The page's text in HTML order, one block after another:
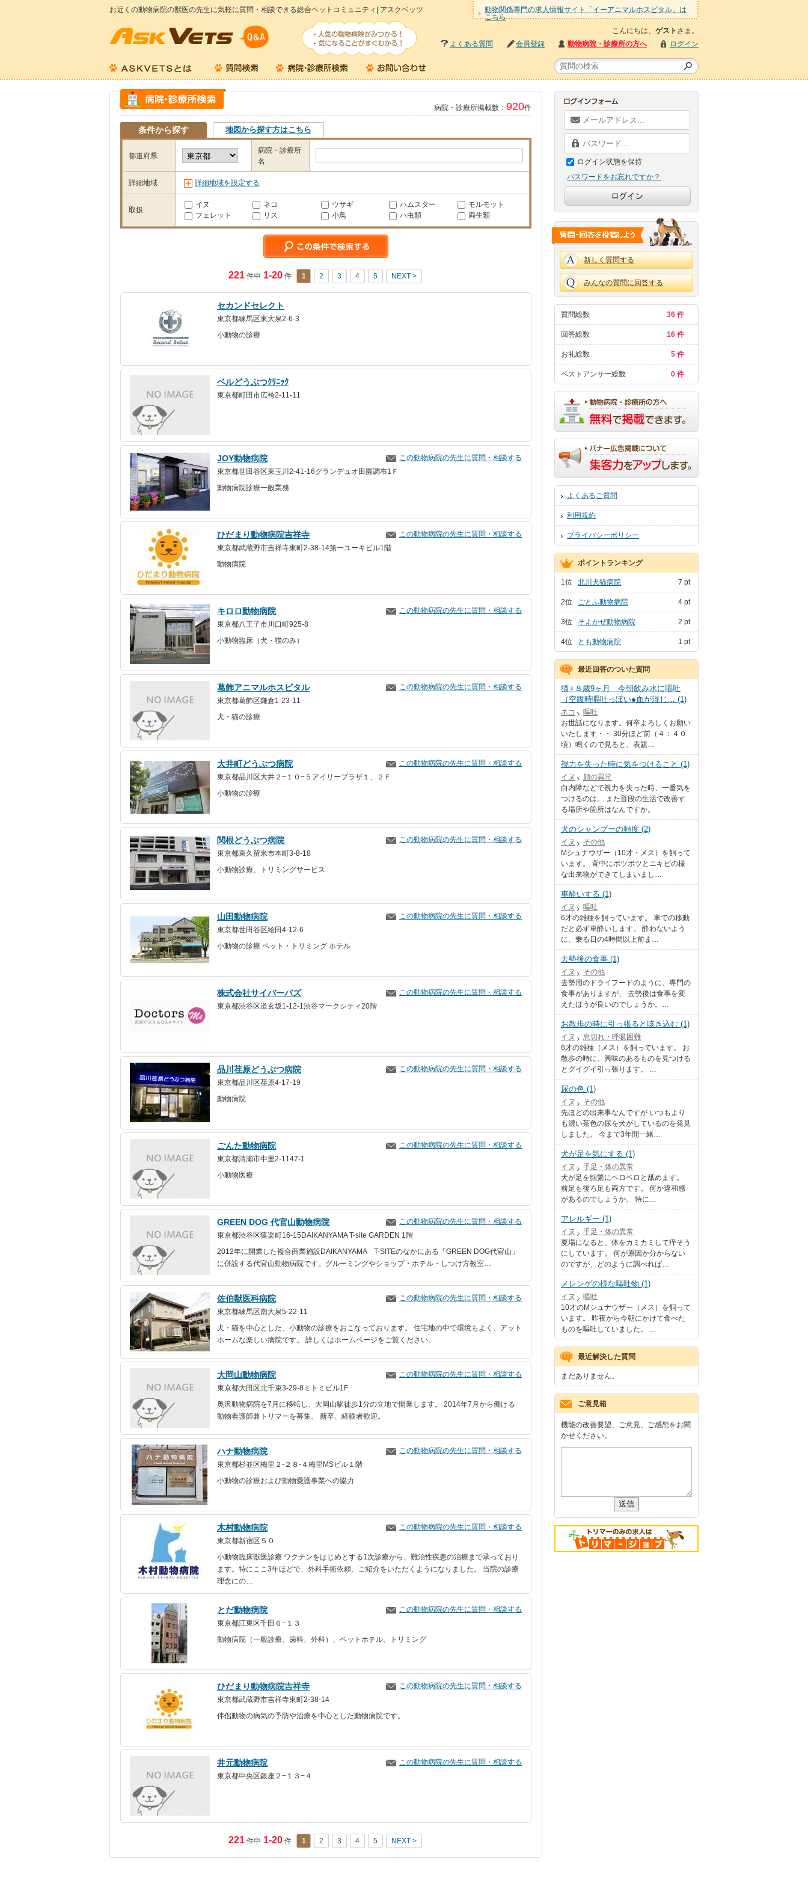
お近くの動物病院の獣医の先生に気軽に質問・相談できる総合ペットコミュニティ| アスクベッツ
動物関係専門の求人情報サイト「イーアニマルホスピタル」は
こちら
こんにちは、 ゲスト さま。
よくある質問
会員登録 動物病院・診療所の方へ ログイン
病院・診療所掲載数： 920件
条件から探す 地図から探す方はこちら
都道府県
病院・診療所
名
詳細地域 詳細地域を設定する
取扱
イヌ ネコ ウサギ ハムスター
モルモット
フェレット
リス 小鳥 ハ虫類 両生類
221 件中 1-20 件 1 2 3 4 5 NEXT >
セカンドセレクト
東京都練馬区東大泉2-6-3
小動物の診療
ベルどうぶつｸﾘﾆｯｸ
東京都町田市広袴2-11-11
この動物病院の先生に質問・相談する
JOY動物病院
東京都世田谷区東玉川2-41-16グランデュオ田園調布1Ｆ
動物病院診療一般業務
この動物病院の先生に質問・相談する
ひだまり動物病院吉祥寺
東京都武蔵野市吉祥寺東町2-38-14第一ユーキビル1階
動物病院
この動物病院の先生に質問・相談する
キロロ動物病院
東京都八王子市川口町925-8
小動物臨床（犬・猫のみ）
この動物病院の先生に質問・相談する
葛飾アニマルホスピタル
東京都葛飾区鎌倉1-23-11
犬・猫の診療
この動物病院の先生に質問・相談する
大井町どうぶつ病院
東京都品川区大井２−１０−５アイリープラザ１、２Ｆ
小動物の診療
この動物病院の先生に質問・相談する
関根どうぶつ病院
東京都東久留米市本町3-8-18
小動物診療、トリミングサービス
この動物病院の先生に質問・相談する
山田動物病院
東京都世田谷区給田4-12-6
小動物の診療 ペット・トリミング ホテル
この動物病院の先生に質問・相談する
株式会社サイバーバズ
東京都渋谷区道玄坂1-12-1渋谷マークシティ20階
この動物病院の先生に質問・相談する
品川荏原どうぶつ病院
東京都品川区荏原4-17-19
動物病院
この動物病院の先生に質問・相談する
ごんた動物病院
東京都清瀬市中里2-1147-1
小動物医療
この動物病院の先生に質問・相談する
GREEN DOG 代官山動物病院
東京都渋谷区猿楽町16-15DAIKANYAMA T-site GARDEN 1階
2012年に開業した複合商業施設DAIKANYAMA T-SITEのなかにある「GREEN DOG代官山」
に併設する代官山動物病院です。グルーミングやショップ・ホテル・しつけ方教室…
この動物病院の先生に質問・相談する
佐伯獣医科病院
東京都練馬区南大泉5-22-11
犬・猫を中心とした、小動物の診療をおこなっております。 住宅地の中で環境もよく、アット
ホームな楽しい病院です。 詳しくはホームページをご覧ください。
この動物病院の先生に質問・相談する
大岡山動物病院
東京都大田区北千束3-29-8ミトミビル1F
奥沢動物病院を7月に移転し、大岡山駅徒歩1分の立地で開業します。 2014年7月から働ける
動物看護師兼トリマーを募集。 新卒、経験者歓迎。
この動物病院の先生に質問・相談する
ハナ動物病院
東京都杉並区梅里２-２８-４梅里MSビル１階
小動物の診療および動物愛護事業への協力
この動物病院の先生に質問・相談する
木村動物病院
東京都新宿区５０
小動物臨床獣医診療 ワクチンをはじめとする1次診療から、難治性疾患の治療まで承っており
ます。特にここ3年ほどで、外科手術依頼、ご紹介をいただくようになりました。 当院の診療
理念にの…
この動物病院の先生に質問・相談する
とだ動物病院
東京都江東区千田６−１３
動物病院（一般診療、歯科、外科）、ペットホテル、トリミング
この動物病院の先生に質問・相談する
ひだまり動物病院吉祥寺
東京都武蔵野市吉祥寺東町2-38-14
伴侶動物の病気の予防や治療を中心とした動物病院です。
この動物病院の先生に質問・相談する
井元動物病院
東京都中央区銀座２−１３−４
221 件中 1-20 件 1 2 3 4 5 NEXT >
ログイン状態を保持
パスワードをお忘れですか？
新しく質問する
みんなの質問に回答する
質問総数 36 件
回答総数 16 件
お礼総数 5 件
ベストアンサー総数 0 件
よくあるご質問
利用規約
プライバシーポリシー
ポイントランキング
1位 北川犬猫病院 7 pt
2位 ごとふ動物病院 4 pt
3位 そよかぜ動物病院 2 pt
4位 とも動物病院 1 pt
最近回答のついた質問
猫♀８歳9ヶ月 今朝飲み水に嘔吐
（空腹時嘔吐っぽい●血が混じ… (1)
ネコ
嘔吐
お世話になります。何卒よろしくお願い
いたします・・ 30分ほど前（４：４０
頃）鳴くので見ると、表題…
視力を失った時に気をつけること (1)
イヌ
顔の異常
白内障などで視力を失った時、一番気を
つけるのは。 また普段の生活で改善す
る場所や箇所はなんですか。
犬のシャンプーの頻度 (2)
イヌ
その他
Mシュナウザー（10才・メス）を飼って
います。 背中にボツボツとニキビの様
な出来物ができてしまいまし…
車酔いする (1)
イヌ
嘔吐
6才の雑種を飼っています。 車での移動
だと必ず車酔いします。 酔わないよう
に、乗る日の4時間以上前ま…
去勢後の食事 (1)
イヌ
その他
去勢用のドライフードのように、専門の
食事がありますが、 去勢後は食事を変
えたほうが良いのでしょうか。…
お散歩の時に引っ張ると咳き込む (1)
イヌ
息切れ・呼吸困難
6才の雑種（メス）を飼っています。 お
散歩の時に、興味のあるものを見つける
とグイグイ引っ張ります。 …
尿の色 (1)
イヌ
その他
先ほどの出来事なんですが いつもより
も濃い茶色の尿を犬がしているのを発見
しました。 今まで3年間一緒…
犬が足を気にする (1)
イヌ
手足・体の異常
犬が足を頻繁にペロペロと舐めます。
前足も後ろ足も両方です。 何か違和感
があるのでしょうか。 特に…
アレルギー (1)
イヌ
手足・体の異常
夏場になると、体をカミカミして痒そう
にしています。 何が原因か分からない
のですが、どのように調べれば…
メレンゲの様な嘔吐物 (1)
イヌ
嘔吐
10才のMシュナウザー（メス）を飼って
います。 昨夜から今朝にかけて食べた
ものを嘔吐していました。 …
最近解決した質問
まだありません。
ご意見箱
機能の改善要望、ご意見、ご感想をお聞
かせください。